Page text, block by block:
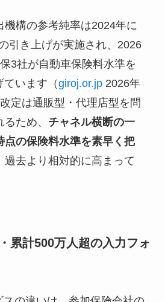
機構の参考純率は2024年に
引き上げが実施され、2026
3社が自動車保険料水準を
ています（giroj.or.jp2026年
定は通販型・代理店型を問
ため、 チャネル横断の一
点の保険料水準を素早く把
過去より相対的に高まって
累計500万人超の入力フォ